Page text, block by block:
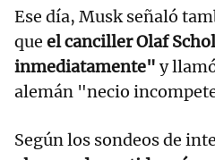
Ese día, Musk señaló
que el canciller Olaf
inmediatamente" y
alemán "necio
Según los sondeos de